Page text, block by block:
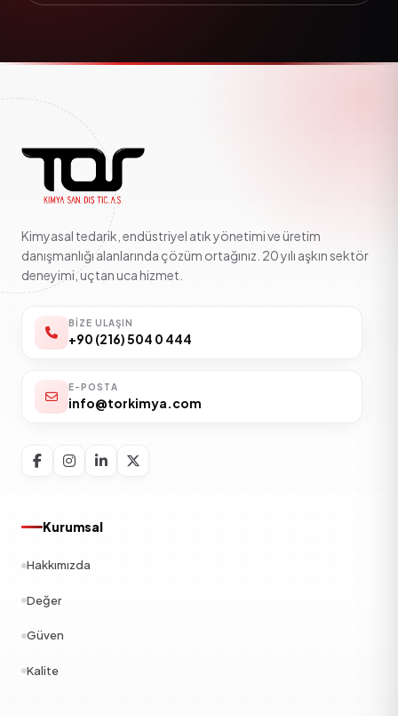
Kimyasal tedarik, endüstriyel atık yönetimi ve üretim
danışmanlığı alanlarında çözüm ortağınız. 20 yılı aşkın sektör
deneyimi, uçtan uca hizmet.
BIZE ULAŞIN
+90 (216) 504 0 444
E-POSTA
info@torkimya.com
Kurumsal
Hakkımızda
Değer
Güven
Kalite